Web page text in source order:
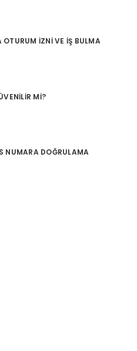
OTURUM İZNI VE İŞ BULMA
MI?
NUMARA DOĞRULAMA